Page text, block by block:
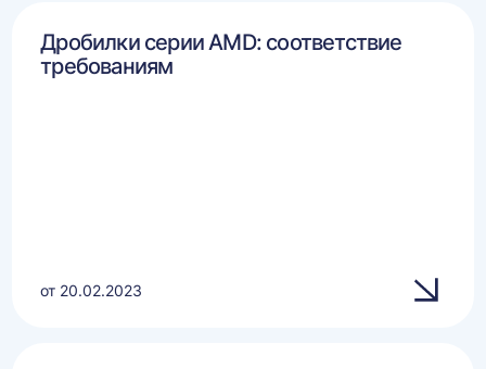
Дробилки серии AMD: соответствие
требованиям
от 20.02.2023